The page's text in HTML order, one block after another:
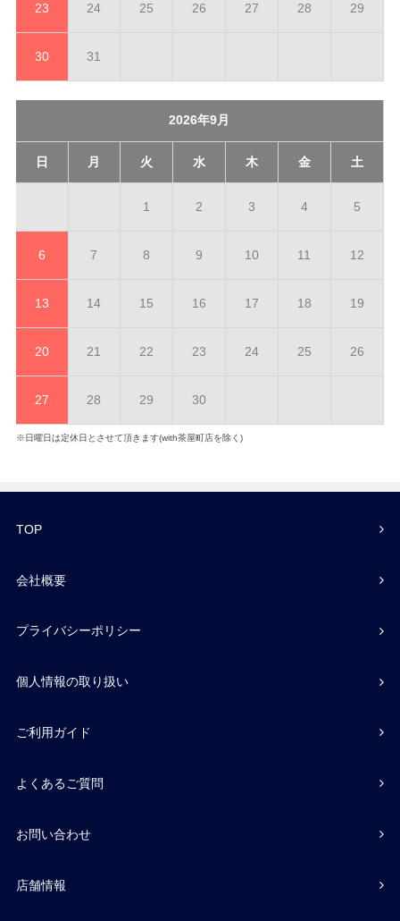
23 24 25 26 27 28 29
30 31
2026年9月
日 月 火 水 木 金 土
1 2 3 4 5
6 7 8 9 10 11 12
13 14 15 16 17 18 19
20 21 22 23 24 25 26
27 28 29 30
※日曜日は定休日とさせて頂きます(with茶屋町店を除く)
TOP
会社概要
プライバシーポリシー
個人情報の取り扱い
ご利用ガイド
よくあるご質問
お問い合わせ
店舗情報